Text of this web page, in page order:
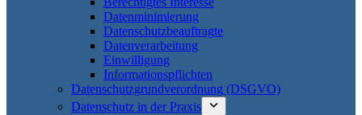
Datenminimierung
Datenschutzbeauftragte
Datenverarbeitung
Einwilligung
Informationspflichten
Datenschutzgrundverordnung (DSGVO)
Datenschutz in der Praxis